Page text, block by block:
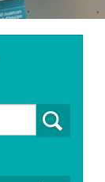
Recherche